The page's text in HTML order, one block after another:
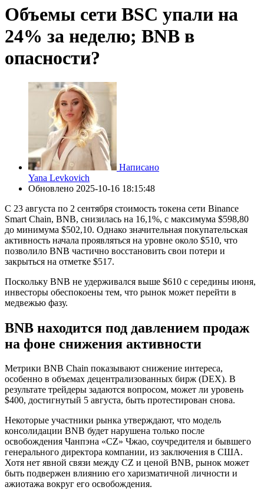
Объемы сети BSC упали на
24% за неделю; BNB в
опасности?
Написано
Yana Levkovich
Обновлено 2025-10-16 18:15:48
С 23 августа по 2 сентября стоимость токена сети Binance
Smart Chain, BNB, снизилась на 16,1%, с максимума $598,80
до минимума $502,10. Однако значительная покупательская
активность начала проявляться на уровне около $510, что
позволило BNB частично восстановить свои потери и
закрыться на отметке $517.
Поскольку BNB не удерживался выше $610 с середины июня,
инвесторы обеспокоены тем, что рынок может перейти в
медвежью фазу.
BNB находится под давлением продаж
на фоне снижения активности
Метрики BNB Chain показывают снижение интереса,
особенно в объемах децентрализованных бирж (DEX). В
результате трейдеры задаются вопросом, может ли уровень
$400, достигнутый 5 августа, быть протестирован снова.
Некоторые участники рынка утверждают, что модель
консолидации BNB будет нарушена только после
освобождения Чанпэна «CZ» Чжао, соучредителя и бывшего
генерального директора компании, из заключения в США.
Хотя нет явной связи между CZ и ценой BNB, рынок может
быть подвержен влиянию его харизматичной личности и
ажиотажа вокруг его освобождения.